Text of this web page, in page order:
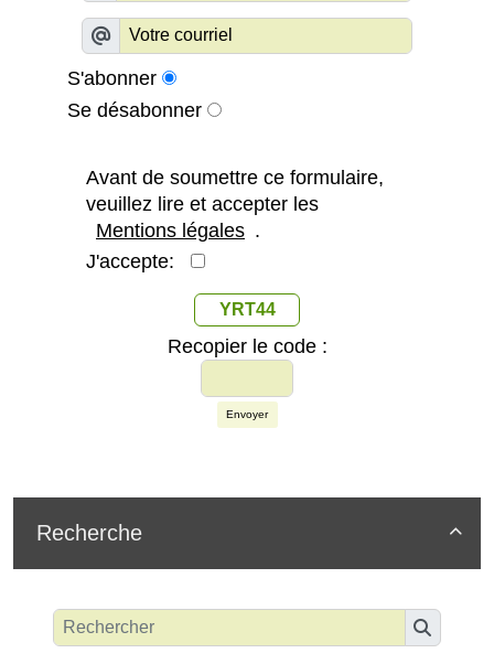
S'abonner
Se désabonner
Avant de soumettre ce formulaire,
veuillez lire et accepter les
Mentions légales .
J'accepte:
YRT44
Recopier le code :
Envoyer

Recherche